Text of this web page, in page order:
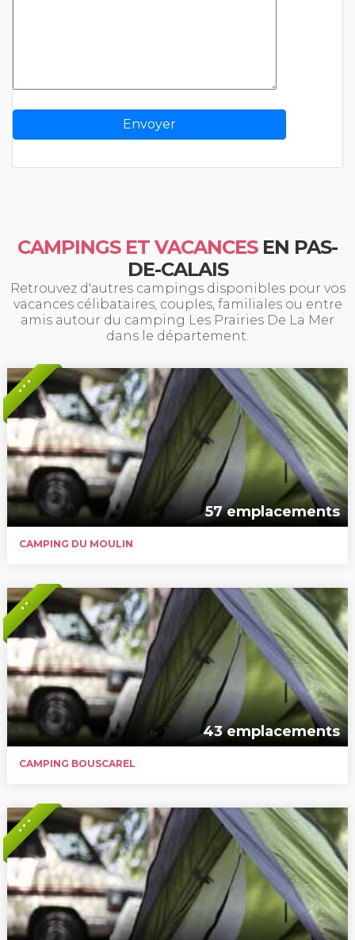
CAMPINGS ET VACANCESEN PAS-
DE-CALAIS
Retrouvez d'autres campings disponibles pour vos
vacances célibataires, couples, familiales ou entre
amis autour du camping Les Prairies De La Mer
dans le département.
* * *
57 emplacements
CAMPING DU MOULIN
* *
43 emplacements
CAMPING BOUSCAREL
* * *